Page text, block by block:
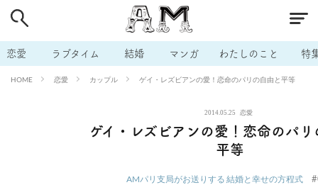
恋愛 ラブタイム 結婚 マンガ わたしのこと 特
HOME 恋愛 カップル ゲイ・レズビアンの愛！恋命のパリの自由と平等
2014.05.25 恋愛
ゲイ・レズビアンの愛！恋命のパ
平等
AMパリ支局がお送りする 結婚と幸せの方程式
# 男の本音 # セフレ # 不倫
# 出会う方法 # マッチングアプリ # ラブグッズ # 体の相